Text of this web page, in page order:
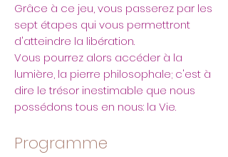
Grâce à ce jeu, vous passerez par les
sept étapes qui vous permettront
d'atteindre la libération.
Vous pourrez alors accéder à la
lumière, la pierre philosophale; c'est à
dire le trésor inestimable que nous
possédons tous en nous: la Vie.
Programme